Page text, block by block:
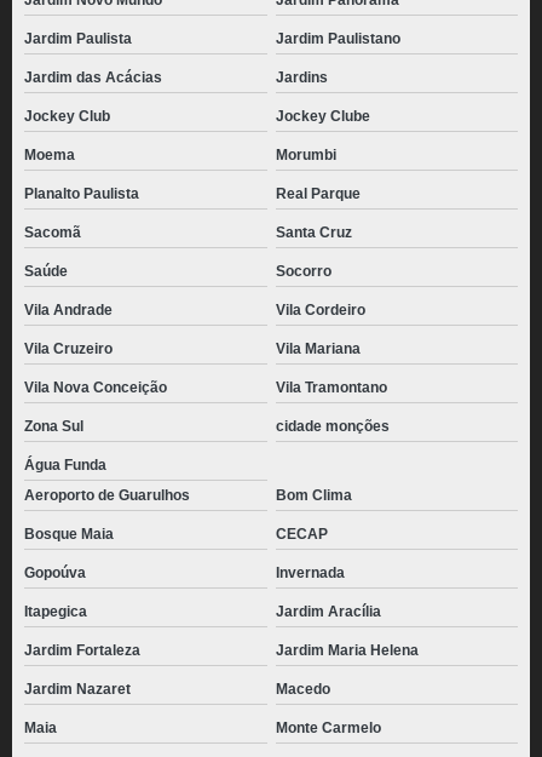
Jardim Paulista Jardim Paulistano
Jardim das Acácias Jardins
Jockey Club Jockey Clube
Moema Morumbi
Planalto Paulista Real Parque
Sacomã Santa Cruz
Saúde Socorro
Vila Andrade Vila Cordeiro
Vila Cruzeiro Vila Mariana
Vila Nova Conceição Vila Tramontano
Zona Sul cidade monções
Água Funda
Aeroporto de Guarulhos
Bom Clima
Bosque Maia CECAP
Gopoúva Invernada
Itapegica Jardim Aracília
Jardim Fortaleza Jardim Maria Helena
Jardim Nazaret Macedo
Maia Monte Carmelo